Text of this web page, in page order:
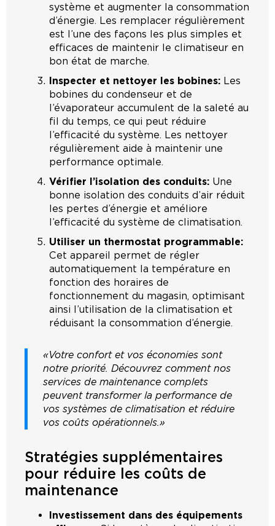
système et augmenter la consommation
d’énergie. Les remplacer régulièrement
est l’une des façons les plus simples et
efficaces de maintenir le climatiseur en
bon état de marche.
Inspecter et nettoyer les bobines: Les
bobines du condenseur et de
l’évaporateur accumulent de la saleté au
fil du temps, ce qui peut réduire
l’efficacité du système. Les nettoyer
régulièrement aide à maintenir une
performance optimale.
Vérifier l’isolation des conduits: Une
bonne isolation des conduits d’air réduit
les pertes d’énergie et améliore
l’efficacité du système de climatisation.
Utiliser un thermostat programmable:
Cet appareil permet de régler
automatiquement la température en
fonction des horaires de
fonctionnement du magasin, optimisant
ainsi l’utilisation de la climatisation et
réduisant la consommation d’énergie.
« Votre confort et vos économies sont
notre priorité. Découvrez comment nos
services de maintenance complets
peuvent transformer la performance de
vos systèmes de climatisation et réduire
vos coûts opérationnels. »
Stratégies supplémentaires
pour réduire les coûts de
maintenance
Investissement dans des équipements